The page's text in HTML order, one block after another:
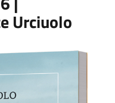
Urciuolo